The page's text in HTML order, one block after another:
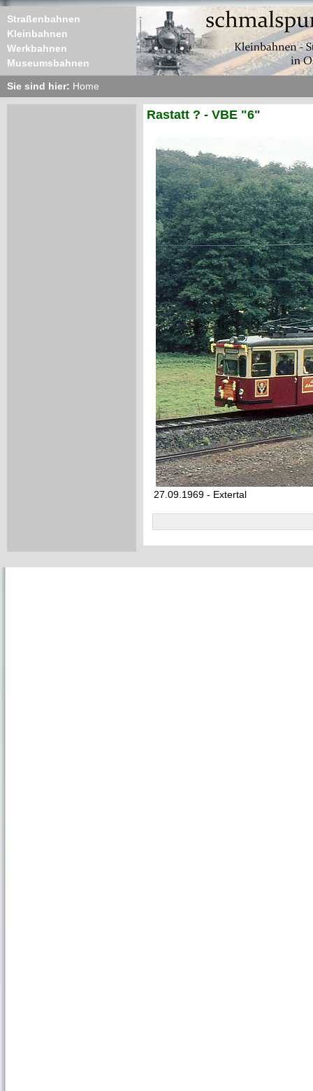
Straßenbahnen
Kleinbahnen
Werkbahnen
Museumsbahnen
Sie sind hier: Home
Rastatt ? - VBE "6"
27.09.1969 - Extertal